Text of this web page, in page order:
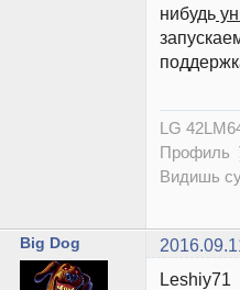
нибудь
LG
Профиль
Видишь
Big Dog
Leshiy71